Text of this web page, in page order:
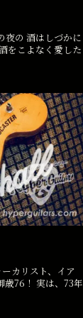
夜の 酒はしづかに
をこよなく愛した
カリスト、イア
歳76！ 実は、73年